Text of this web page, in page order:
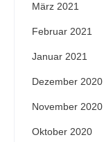
März 2021
Februar 2021
Januar 2021
Dezember 2020
November 2020
Oktober 2020